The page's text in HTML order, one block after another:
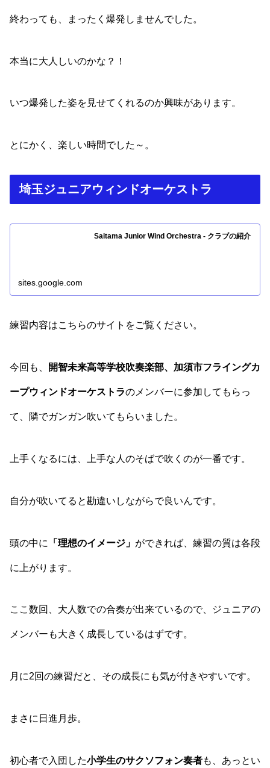
終わっても、まったく爆発しませんでした。
本当に大人しいのかな？！
いつ爆発した姿を見せてくれるのか興味があります。
とにかく、楽しい時間でした～。
埼玉ジュニアウィンドオーケストラ
Saitama Junior Wind Orchestra - クラブの紹介
sites.google.com
練習内容はこちらのサイトをご覧ください。
今回も、 開智未来高等学校吹奏楽部、加須市フライングカ
ープウィンドオーケストラのメンバーに参加してもらっ
て、隣でガンガン吹いてもらいました。
上手くなるには、上手な人のそばで吹くのが一番です。
自分が吹いてると勘違いしながらで良いんです。
頭の中に 「理想のイメージ」 ができれば、練習の質は各段
に上がります。
ここ数回、大人数での合奏が出来ているので、ジュニアの
メンバーも大きく成長しているはずです。
月に2回の練習だと、その成長にも気が付きやすいです。
まさに日進月歩。
初心者で入団した小学生のサクソフォン奏者も、あっとい